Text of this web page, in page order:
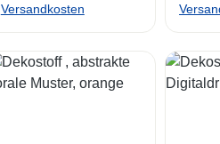
Versandkosten